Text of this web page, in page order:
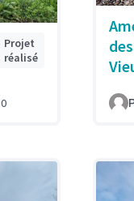
Projet
réalisé
0